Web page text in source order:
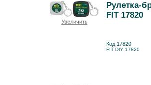
Увеличить
Рулетка-
FIT 17820
Код 17820
FIT DIY 17820